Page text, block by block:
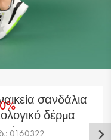
σανδάλια
δέρμα
0160322